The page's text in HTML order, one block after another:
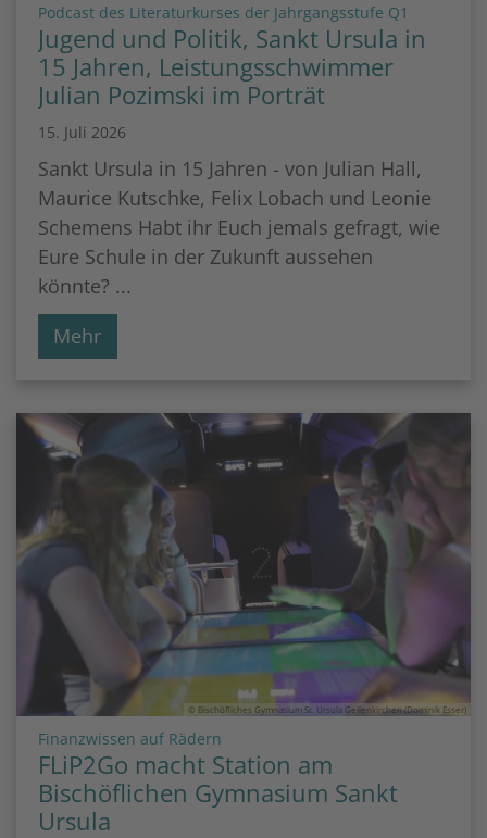
Podcast des Literaturkurses der Jahrgangsstufe Q1
Jugend und Politik, Sankt Ursula in
15 Jahren, Leistungsschwimmer
Julian Pozimski im Porträt
15. Juli 2026
Sankt Ursula in 15 Jahren - von Julian Hall,
Maurice Kutschke, Felix Lobach und Leonie
Schemens Habt ihr Euch jemals gefragt, wie
Eure Schule in der Zukunft aussehen
könnte? ...
Mehr
© Bischöfliches Gymnasium St. Ursula Geilenkirchen (Dominik Esser)
Finanzwissen auf Rädern
FLiP2Go macht Station am
Bischöflichen Gymnasium Sankt
Ursula